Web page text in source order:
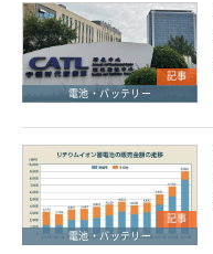
記事
電池・バッテリー
記事
電池・バッテリー